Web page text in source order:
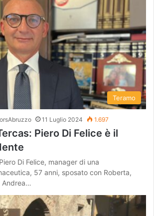
Teramo
11 Luglio 2024 1.697
Piero Di Felice è il
Di Felice, manager di una
57 anni, sposato con Roberta,
Andrea…